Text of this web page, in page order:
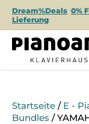
Dream%Deals 0%
Lieferung
Startseite / E -
Bundles /